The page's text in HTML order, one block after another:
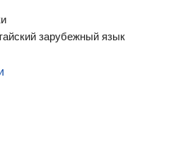
зарубежный язык